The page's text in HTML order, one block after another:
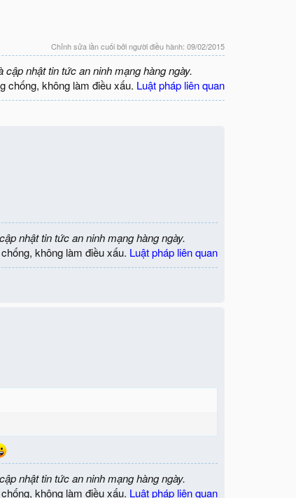
Chỉnh sửa lần cuối bởi người điều hành: 09/02/2015
cập nhật tin tức an ninh mạng hàng ngày.
chống, không làm điều xấu. Luật pháp liên quan
nhật tin tức an ninh mạng hàng ngày.
không làm điều xấu. Luật pháp liên quan
nhật tin tức an ninh mạng hàng ngày.
không làm điều xấu. Luật pháp liên quan